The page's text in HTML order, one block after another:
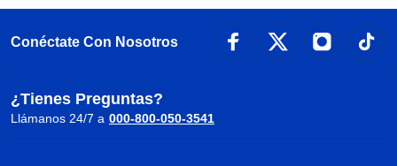
Conéctate Con Nosotros
¿Tienes Preguntas?
Llámanos 24/7 a 000-800-050-3541